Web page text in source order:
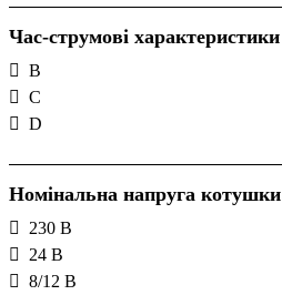
Час-струмові характеристики
B
C
D
Номінальна напруга котушки
230 В
24 В
8/12 В